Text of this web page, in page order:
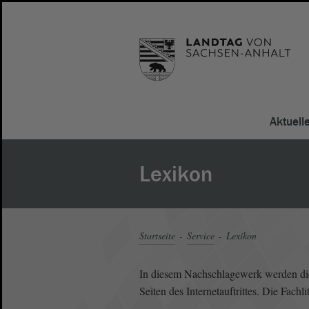
Lexikon
Startseite Service Lexikon
In diesem Nachschlagewerk werden
Seiten des Internetauftrittes. Die